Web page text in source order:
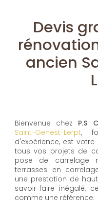
Devis
ancien
Bienvenue chez P.S
Saint-Genest-Lerpt,
d'expérience, est
tous vos projets de
pose de carrelage
terrasses en
une prestation de
savoir-faire inégalé,
comme une référence.